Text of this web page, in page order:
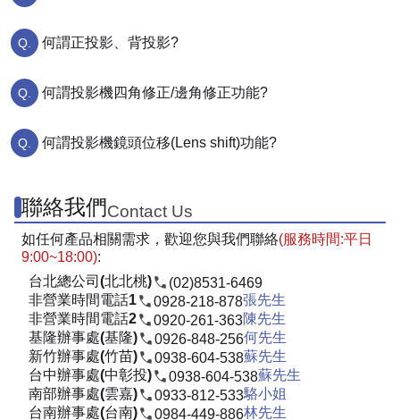
何謂正投影、背投影?
何謂投影機四角修正/邊角修正功能?
何謂投影機鏡頭位移(Lens shift)功能?
聯絡我們Contact Us
如任何產品相關需求，歡迎您與我們聯絡(服務時間:平日
9:00~18:00):
台北總公司(北北桃)
(02)8531-6469
非營業時間電話1
0928-218-878張先生
非營業時間電話2
0920-261-363陳先生
基隆辦事處(基隆)
0926-848-256何先生
新竹辦事處(竹苗)
0938-604-538蘇先生
台中辦事處(中彰投)
0938-604-538蘇先生
南部辦事處(雲嘉)
0933-812-533駱小姐
台南辦事處(台南)
0984-449-886林先生